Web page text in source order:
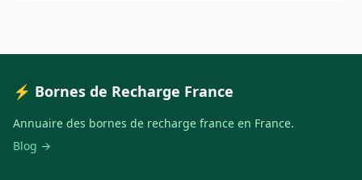
⚡ Bornes de Recharge France
Annuaire des bornes de recharge france en France.
Blog →